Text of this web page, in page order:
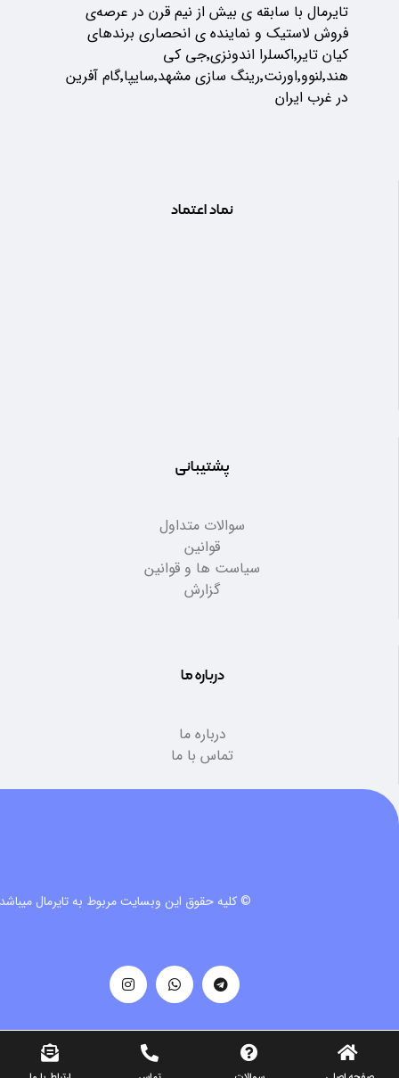
تایرمال با سابقه ی بیش از نیم قرن در عرصه‌ی
فروش لاستیک و نماینده ی انحصاری برندهای
کیان تایر٬اکسلرا اندونزی٬جی کی
هند٬لنوو٬اورنت٬رینگ سازی مشهد٬سایپا٬گام آفرین
در غرب ایران
نماد اعتماد
پشتیبانی
سوالات متداول
قوانین
سیاست ها و قوانین
گزارش
درباره ما
درباره ما
تماس با ما
© کلیه حقوق این وبسایت مربوط به تایرمال